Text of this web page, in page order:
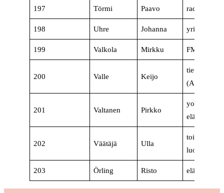
197 Törmi Paavo
198 Uhre Johanna yrittäjä,
199 Valkola Mirkku FM,
200 Valle Keijo
(AMK)
201 Valtanen Pirkko
yo-
eläkeläinen
202 Väätäjä Ulla
203 Örling Risto eläkeläinen